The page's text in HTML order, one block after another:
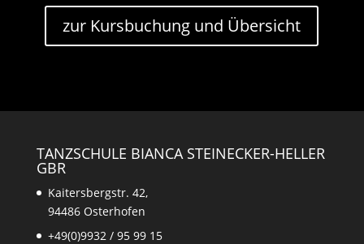
zur Kursbuchung und Übersicht
TANZSCHULE BIANCA STEINECKER-HELLER
GBR
Kaitersbergstr. 42,
94486 Osterhofen
+49(0)9932 / 95 99 15